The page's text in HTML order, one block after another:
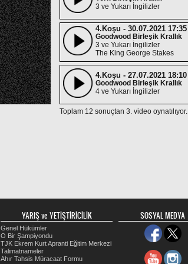
3 ve Yukarı İngilizler
4.Koşu - 30.07.2021 17:35
Goodwood Birleşik Krallık
3 ve Yukarı İngilizler
The King George Stakes
4.Koşu - 27.07.2021 18:10
Goodwood Birleşik Krallık
4 ve Yukarı İngilizler
3.Koşu - 15.06.2021 17:40
3.Koşu - 29.05.2021 16:20
3 ve Yukarı İngilizler
The Achilles Stakes
4.Koşu - 22.09.2020 17:40
Beverley Birleşik Krallık
3 ve Yukarı İngilizler
Toplam 12 sonuçtan 3. video oynatılıyor.
YARIŞ ve YETİŞTİRİCİLİK
Genel Hükümler
O Bir Şampiyondu
TJK Ekrem Kurt Apranti Eğitim Merkezi
Talimatnameler
Ahır Tahsis Müracaat Formu
SOSYAL MEDYA